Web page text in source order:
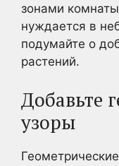
зонами
нуждается в
подумайте о
растений.
Добавьте
узоры